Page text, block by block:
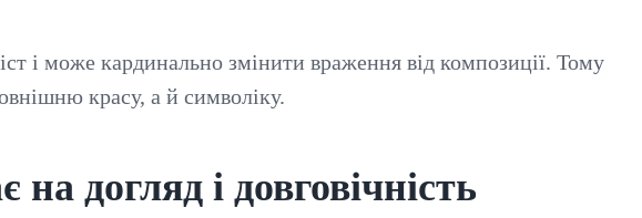
і може кардинально змінити враження від композиції. Тому
красу, а й символіку.
догляд і довговічність